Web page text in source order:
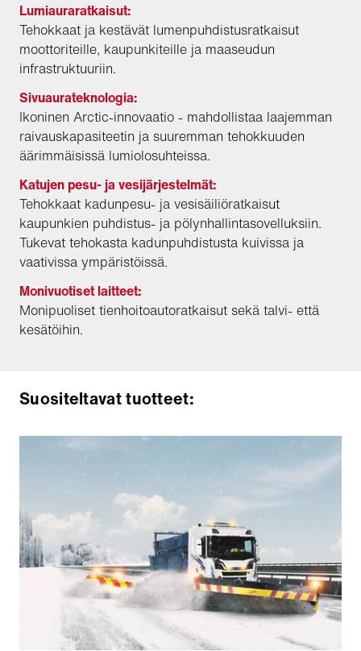
Lumiauraratkaisut:
Tehokkaat ja kestävät lumenpuhdistusratkaisut
moottoriteille, kaupunkiteille ja maaseudun
infrastruktuuriin.
Sivuaurateknologia:
Ikoninen Arctic-innovaatio - mahdollistaa laajemman
raivauskapasiteetin ja suuremman tehokkuuden
äärimmäisissä lumiolosuhteissa.
Katujen pesu- ja vesijärjestelmät:
Tehokkaat kadunpesu- ja vesisäiliöratkaisut
kaupunkien puhdistus- ja pölynhallintasovelluksiin.
Tukevat tehokasta kadunpuhdistusta kuivissa ja
vaativissa ympäristöissä.
Monivuotiset laitteet:
Monipuoliset tienhoitoautoratkaisut sekä talvi- että
kesätöihin.
Suositeltavat tuotteet: